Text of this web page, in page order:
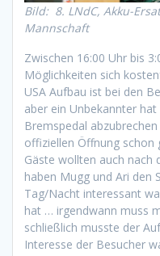
Bild: 8. LNdC, Akku-
Mannschaft
Zwischen 16:00 Uhr bis
Möglichkeiten sich
USA Aufbau ist bei den
aber ein Unbekannter
Bremspedal
offiziellen Öffnung schon
Gäste wollten auch nach
haben Mugg und Ari den
Tag/Nacht interessant
hat … irgendwann muss
schließlich musste der
Interesse der Besucher